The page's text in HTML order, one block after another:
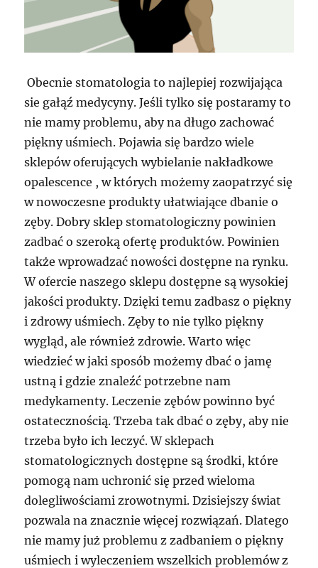
Obecnie stomatologia to najlepiej rozwijająca
sie gałąź medycyny. Jeśli tylko się postaramy to
nie mamy problemu, aby na długo zachować
piękny uśmiech. Pojawia się bardzo wiele
sklepów oferujących wybielanie nakładkowe
opalescence , w których możemy zaopatrzyć się
w nowoczesne produkty ułatwiające dbanie o
zęby. Dobry sklep stomatologiczny powinien
zadbać o szeroką ofertę produktów. Powinien
także wprowadzać nowości dostępne na rynku.
W ofercie naszego sklepu dostępne są wysokiej
jakości produkty. Dzięki temu zadbasz o piękny
i zdrowy uśmiech. Zęby to nie tylko piękny
wygląd, ale również zdrowie. Warto więc
wiedzieć w jaki sposób możemy dbać o jamę
ustną i gdzie znaleźć potrzebne nam
medykamenty. Leczenie zębów powinno być
ostatecznością. Trzeba tak dbać o zęby, aby nie
trzeba było ich leczyć. W sklepach
stomatologicznych dostępne są środki, które
pomogą nam uchronić się przed wieloma
dolegliwościami zrowotnymi. Dzisiejszy świat
pozwala na znacznie więcej rozwiązań. Dlatego
nie mamy już problemu z zadbaniem o piękny
uśmiech i wyleczeniem wszelkich problemów z